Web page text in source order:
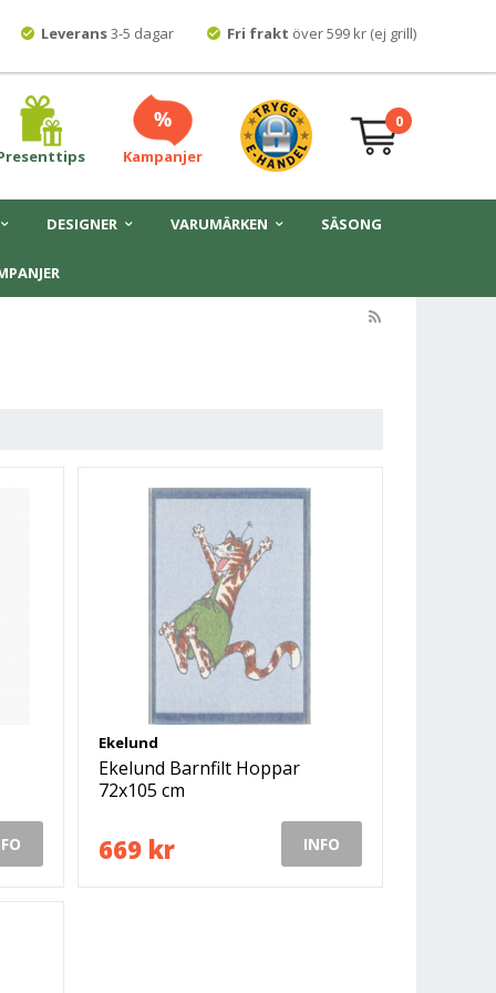
Leverans3-5 dagar Fri frakt över 599 kr (ej grill)
Kampanjer
0
DESIGNER VARUMÄRKEN SÄSONG
Ekelund
Ekelund Barnfilt Hoppar
72x105 cm
669 kr INFO